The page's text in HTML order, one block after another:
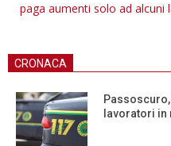
paga aumenti solo ad alcuni
CRONACA
lavoratori